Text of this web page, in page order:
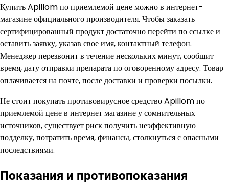
Купить Apillom по приемлемой цене можно в интернет-
магазине официального производителя. Чтобы заказать
сертифицированный продукт достаточно перейти по ссылке и
оставить заявку, указав свое имя, контактный телефон.
Менеджер перезвонит в течение нескольких минут, сообщит
время, дату отправки препарата по оговоренному адресу. Товар
оплачивается на почте, после доставки и проверки посылки.
Не стоит покупать противовирусное средство Apillom по
приемлемой цене в интернет магазине у сомнительных
источников, существует риск получить неэффективную
подделку, потратить время, финансы, столкнуться с опасными
последствиями.
Показания и противопоказания